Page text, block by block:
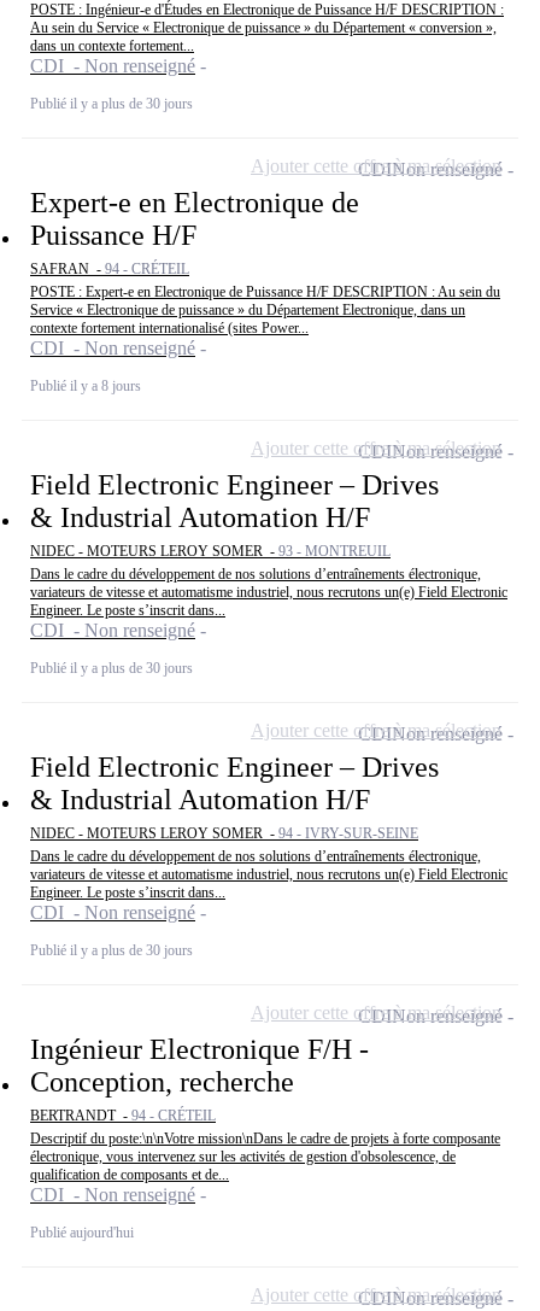
POSTE : Ingénieur-e d'Études en Electronique de Puissance H/F DESCRIPTION :
Au sein du Service « Electronique de puissance » du Département « conversion »,
dans un contexte fortement...
CDI - Non renseigné
Publié il y a plus de 30 jours
Expert-e en Electronique de
Puissance H/F
SAFRAN - 94 - CRÉTEIL
POSTE : Expert-e en Electronique de Puissance H/F DESCRIPTION : Au sein du
Service « Electronique de puissance » du Département Electronique, dans un
contexte fortement internationalisé (sites Power...
CDI - Non renseigné
Publié il y a 8 jours
CDINon renseigné
Ajouter cette offre à ma sélection
Field Electronic Engineer – Drives
& Industrial Automation H/F
NIDEC - MOTEURS LEROY SOMER - 93 - MONTREUIL
Dans le cadre du développement de nos solutions d’entraînements électronique,
variateurs de vitesse et automatisme industriel, nous recrutons un(e) Field Electronic
Engineer. Le poste s’inscrit dans...
CDI - Non renseigné
Publié il y a plus de 30 jours
CDINon renseigné
Ajouter cette offre à ma sélection
Field Electronic Engineer – Drives
& Industrial Automation H/F
NIDEC - MOTEURS LEROY SOMER - 94 - IVRY-SUR-SEINE
Dans le cadre du développement de nos solutions d’entraînements électronique,
variateurs de vitesse et automatisme industriel, nous recrutons un(e) Field Electronic
Engineer. Le poste s’inscrit dans...
CDI - Non renseigné
Publié il y a plus de 30 jours
CDINon renseigné
Ajouter cette offre à ma sélection
Ingénieur Electronique F/H -
Conception, recherche
BERTRANDT - 94 - CRÉTEIL
Descriptif du poste:\n\nVotre mission\nDans le cadre de projets à forte composante
électronique, vous intervenez sur les activités de gestion d'obsolescence, de
qualification de composants et de...
CDI - Non renseigné
Publié aujourd'hui
CDINon renseigné
Ajouter cette offre à ma sélection
CDINon renseigné
Ajouter cette offre à ma sélection